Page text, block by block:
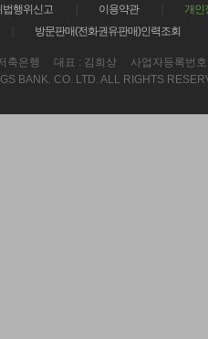
법행위신고 이용약관
개인
방문판매(전화권유판매)인력조회
축은행 대표 : 김희상 사업자등록번
BANK. CO. LTD. ALL RIGHTS